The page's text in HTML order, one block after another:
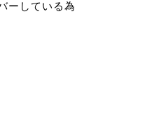
ーしている為